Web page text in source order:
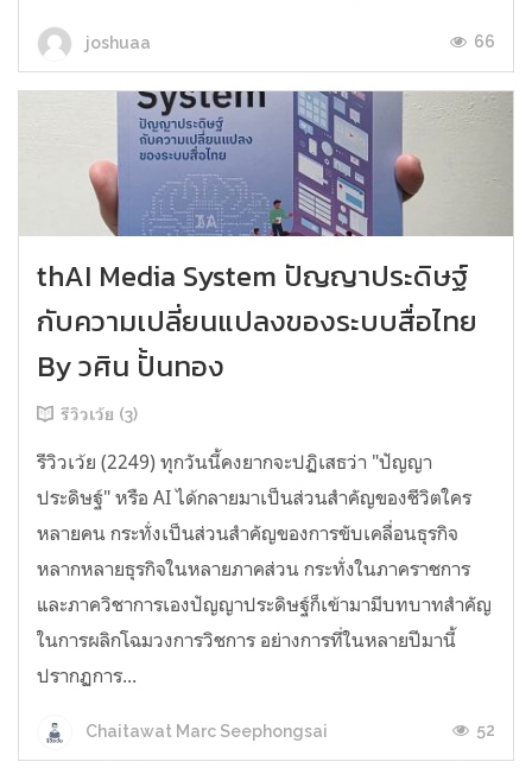
joshuaa 66
thAI Media System ปัญญาประดิษฐ์
กับความเปลี่ยนแปลงของระบบสื่อไทย
By วศิน ปั้นทอง
รีวิวเว้ย (3)
รีวิวเว้ย (2249) ทุกวันนี้คงยากจะปฏิเสธว่า "ปัญญา
ประดิษฐ์" หรือ AI ได้กลายมาเป็นส่วนสำคัญของชีวิตใคร
หลายคน กระทั่งเป็นส่วนสำคัญของการขับเคลื่อนธุรกิจ
หลากหลายธุรกิจในหลายภาคส่วน กระทั่งในภาคราชการ
และภาควิชาการเองปัญญาประดิษฐ์ก็เข้ามามีบทบาทสำคัญ
ในการผลิกโฉมวงการวิชการ อย่างการที่ในหลายปีมานี้
ปรากฏการ...
Chaitawat Marc Seephongsai 52